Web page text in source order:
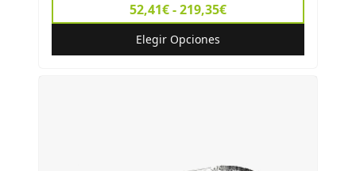
52,41€ - 219,35€
Elegir Opciones